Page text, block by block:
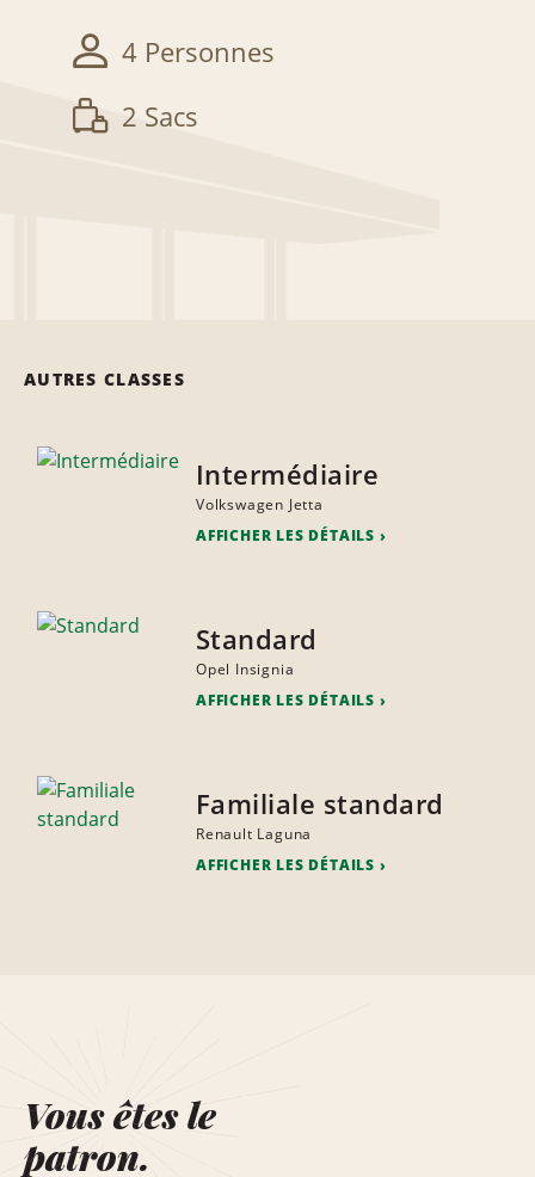
4 Personnes
2 Sacs
AUTRES CLASSES
Intermédiaire
Volkswagen Jetta
AFFICHER LES DÉTAILS
Standard
Opel Insignia
AFFICHER LES DÉTAILS
Familiale standard
Renault Laguna
AFFICHER LES DÉTAILS
Vous êtes le
patron.